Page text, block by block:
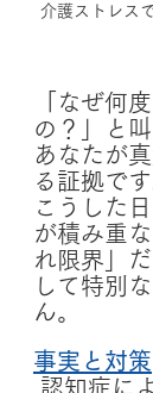
介護ストレス
「なぜ何
の？」と
あなたが
る証拠です
こうした
が積み重
れ限界」
して特別
ん。
事実と対策